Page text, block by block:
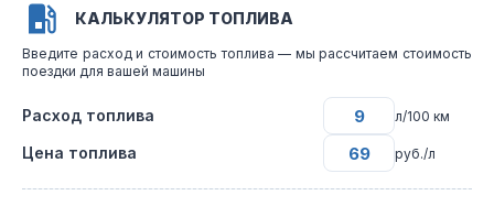
КАЛЬКУЛЯТОР ТОПЛИВА
Введите расход и стоимость топлива — мы рассчитаем стоимость
поездки для вашей машины
Расход топлива л/100 км
Цена топлива руб./л